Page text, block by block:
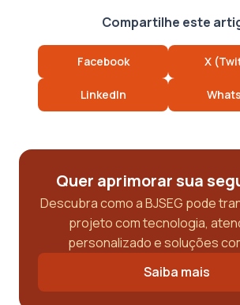
Compartilhe este
Facebook X
LinkedIn
Quer aprimorar sua
Descubra como a BJSEG pode
projeto com tecnologia,
personalizado e soluções
Saiba mais